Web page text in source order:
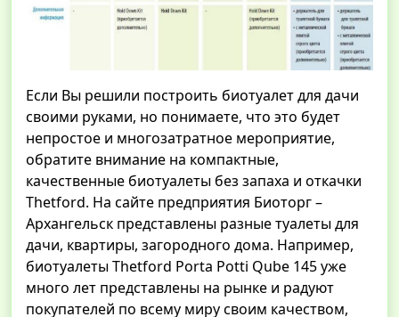
Если Вы решили построить биотуалет для дачи
своими руками, но понимаете, что это будет
непростое и многозатратное мероприятие,
обратите внимание на компактные,
качественные биотуалеты без запаха и откачки
Thetford. На сайте предприятия Биоторг –
Архангельск представлены разные туалеты для
дачи, квартиры, загородного дома. Например,
биотуалеты Thetford Porta Potti Qube 145 уже
много лет представлены на рынке и радуют
покупателей по всему миру своим качеством,